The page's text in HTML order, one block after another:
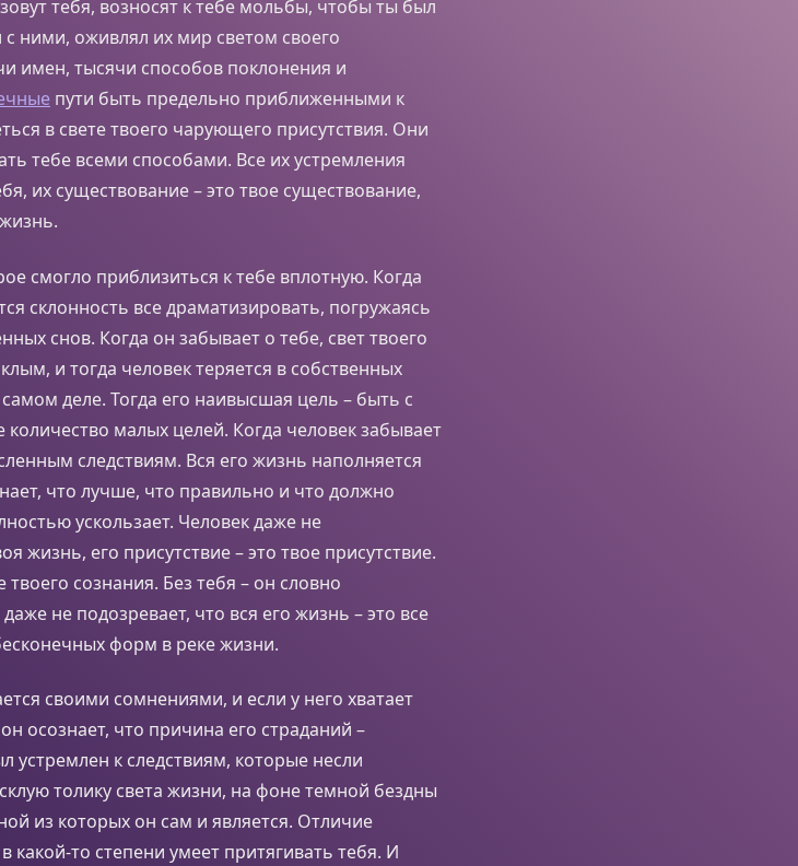
тебя, возносят к тебе мольбы, чтобы ты был
ними, оживлял их мир светом своего
имен, тысячи способов поклонения и
пути быть предельно приближенными к
в свете твоего чарующего присутствия. Они
тебе всеми способами. Все их устремления
их существование – это твое существование,
смогло приблизиться к тебе вплотную. Когда
склонность все драматизировать, погружаясь
снов. Когда он забывает о тебе, свет твоего
и тогда человек теряется в собственных
деле. Тогда его наивысшая цель – быть с
малых целей. Когда человек забывает
следствиям. Вся его жизнь наполняется
что лучше, что правильно и что должно
ускользает. Человек даже не
жизнь, его присутствие – это твое присутствие.
сознания. Без тебя – он словно
не подозревает, что вся его жизнь – это все
форм в реке жизни.
своими сомнениями, и если у него хватает
осознает, что причина его страданий –
устремлен к следствиям, которые несли
толику света жизни, на фоне темной бездны
из которых он сам и является. Отличие
то степени умеет притягивать тебя. И